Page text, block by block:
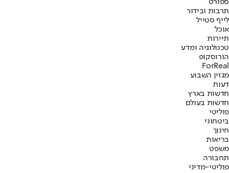
ספורט
תרבות ובידור
לייף סטייל
אוכל
תיירות
טכנולוגיה ומדע
הורוסקופ
ForReal
מגזין השבוע
דעות
חדשות בארץ
חדשות בעולם
פוליטי
ביטחוני
חינוך
בריאות
משפט
תחבורה
פוליטי-מדיני